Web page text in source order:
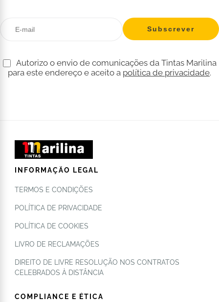
Autorizo o envio de comunicações da Tintas Marilina
para este endereço e aceito a política de privacidade.
INFORMAÇÃO LEGAL
TERMOS E CONDIÇÕES
POLÍTICA DE PRIVACIDADE
POLÍTICA DE COOKIES
LIVRO DE RECLAMAÇÕES
DIREITO DE LIVRE RESOLUÇÃO NOS CONTRATOS
CELEBRADOS À DISTÂNCIA
COMPLIANCE E ÉTICA